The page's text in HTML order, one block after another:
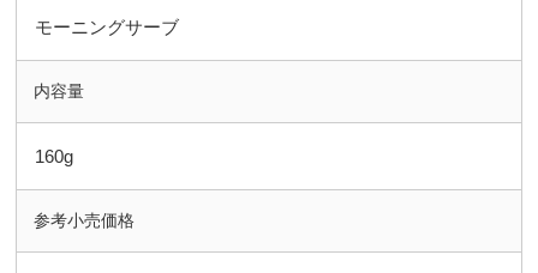
モーニングサーブ
内容量
160g
参考小売価格